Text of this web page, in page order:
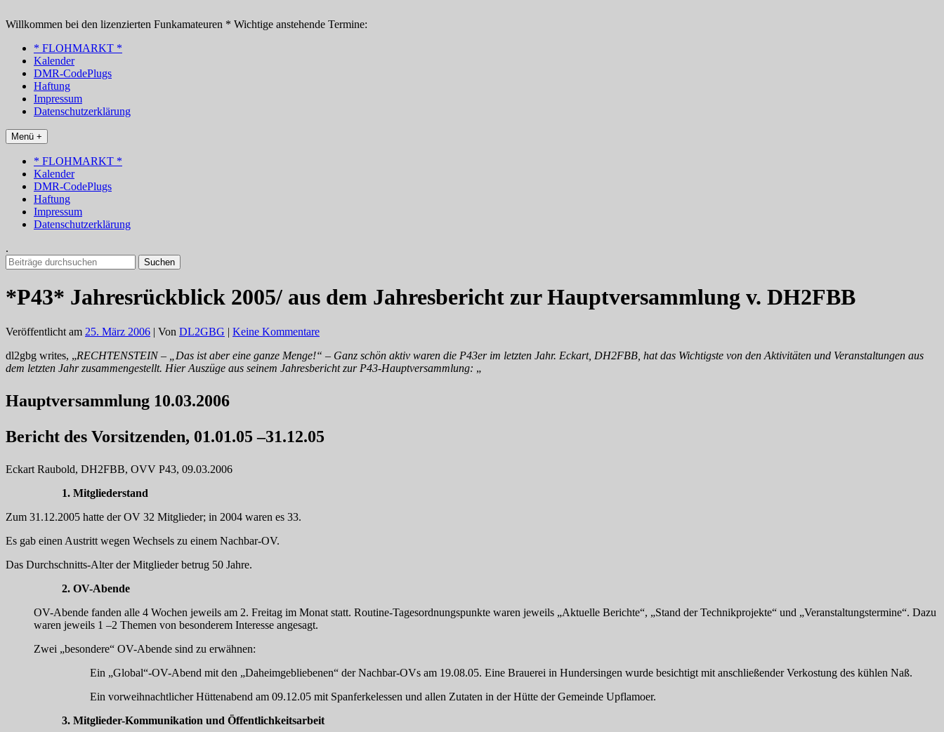
Inhalt
Willkommen bei den lizenzierten Funkamateuren * Wichtige anstehende Termine:
* FLOHMARKT *
Kalender
DMR-CodePlugs
Haftung
Impressum
Datenschutzerklärung
Menü +
* FLOHMARKT *
Kalender
DMR-CodePlugs
Haftung
Impressum
Datenschutzerklärung
.
Suchen
nach:
*P43* Jahresrückblick 2005/ aus dem Jahresbericht zur Hauptversammlung v. DH2FBB
Veröffentlicht am 25. März 2006 | Von DL2GBG | Keine Kommentare
dl2gbg writes, „RECHTENSTEIN – „Das ist aber eine ganze Menge!“ – Ganz schön aktiv waren die P43er im letzten Jahr. Eckart, DH2FBB, hat das Wichtigste von den Aktivitäten und Veranstaltungen aus
dem letzten Jahr zusammengestellt. Hier Auszüge aus seinem Jahresbericht zur P43-Hauptversammlung: „
Hauptversammlung 10.03.2006
Bericht des Vorsitzenden, 01.01.05 –31.12.05
Eckart Raubold, DH2FBB, OVV P43, 09.03.2006
1. Mitgliederstand
Zum 31.12.2005 hatte der OV 32 Mitglieder; in 2004 waren es 33.
Es gab einen Austritt wegen Wechsels zu einem Nachbar-OV.
Das Durchschnitts-Alter der Mitglieder betrug 50 Jahre.
2. OV-Abende
OV-Abende fanden alle 4 Wochen jeweils am 2. Freitag im Monat statt. Routine-Tagesordnungspunkte waren jeweils „Aktuelle Berichte“, „Stand der Technikprojekte“ und „Veranstaltungstermine“. Dazu
waren jeweils 1 –2 Themen von besonderem Interesse angesagt.
Zwei „besondere“ OV-Abende sind zu erwähnen:
Ein „Global“-OV-Abend mit den „Daheimgebliebenen“ der Nachbar-OVs am 19.08.05. Eine Brauerei in Hundersingen wurde besichtigt mit anschließender Verkostung des kühlen Naß.
Ein vorweihnachtlicher Hüttenabend am 09.12.05 mit Spanferkelessen und allen Zutaten in der Hütte der Gemeinde Upflamoer.
3. Mitglieder-Kommunikation und Öffentlichkeitsarbeit